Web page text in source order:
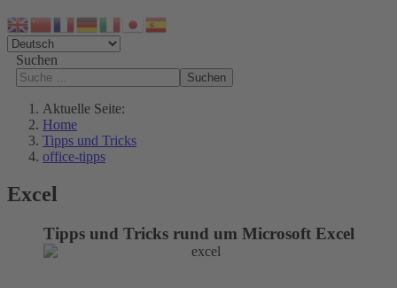
Suchen
Suchen
Aktuelle Seite:
Home
Tipps und Tricks
office-tipps
Excel
Tipps und Tricks rund um Microsoft Excel